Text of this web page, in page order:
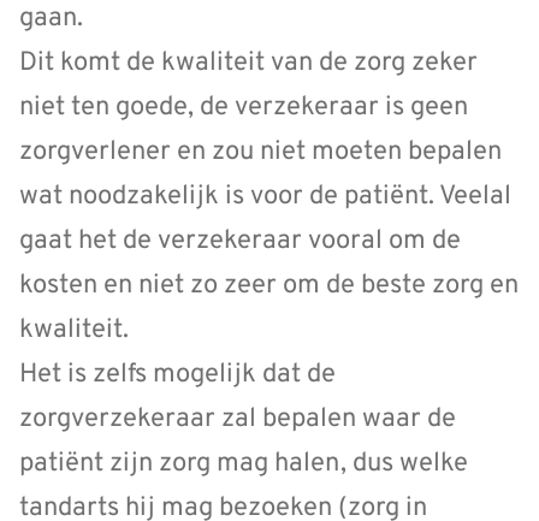
gaan.
Dit komt de kwaliteit van de zorg zeker
niet ten goede, de verzekeraar is geen
zorgverlener en zou niet moeten bepalen
wat noodzakelijk is voor de patiënt. Veelal
gaat het de verzekeraar vooral om de
kosten en niet zo zeer om de beste zorg en
kwaliteit.
Het is zelfs mogelijk dat de
zorgverzekeraar zal bepalen waar de
patiënt zijn zorg mag halen, dus welke
tandarts hij mag bezoeken (zorg in